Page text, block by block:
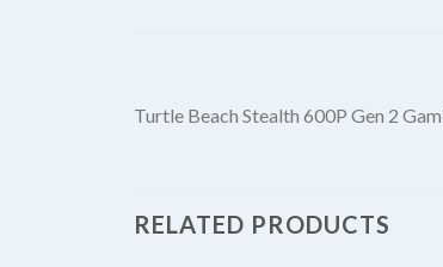
Turtle Beach Stealth 600P Gen 2
RELATED PRODUCTS